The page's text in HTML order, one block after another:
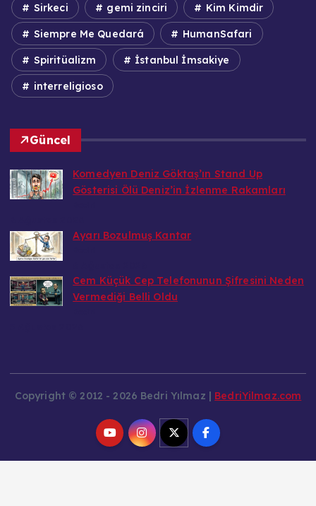
Sirkeci gemi zinciri Kim Kimdir
Siempre Me Quedará HumanSafari
Spiritüalizm İstanbul İmsakiye
interreligioso
Güncel
Komedyen Deniz Göktaş’ın Stand Up
Gösterisi Ölü Deniz’in İzlenme Rakamları
Ayarı Bozulmuş Kantar
Cem Küçük Cep Telefonunun Şifresini Neden
Vermediği Belli Oldu
Copyright © 2012 - 2026 Bedri Yılmaz | BedriYilmaz.com